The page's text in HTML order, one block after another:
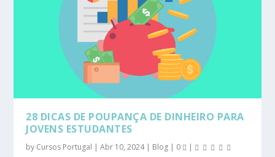
28 DICAS DE POUPANÇA DE DINHEIRO PARA
JOVENS ESTUDANTES
by Cursos Portugal |Abr 10, 2024| Blog 0